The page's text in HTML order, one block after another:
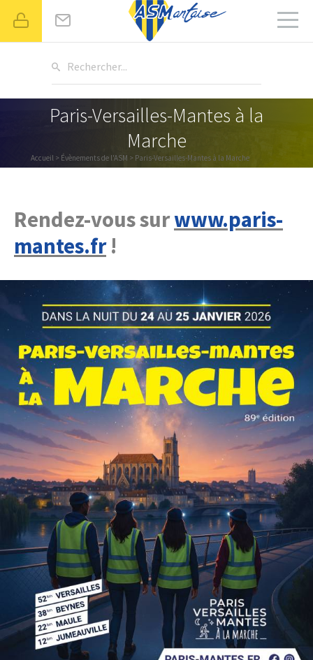
Rechercher...
Paris-Versailles-Mantes à la
Marche
Accueil > Évènements de l'ASM > Paris-Versailles-Mantes à la Marche
Rendez-vous surwww.paris-
mantes.fr!